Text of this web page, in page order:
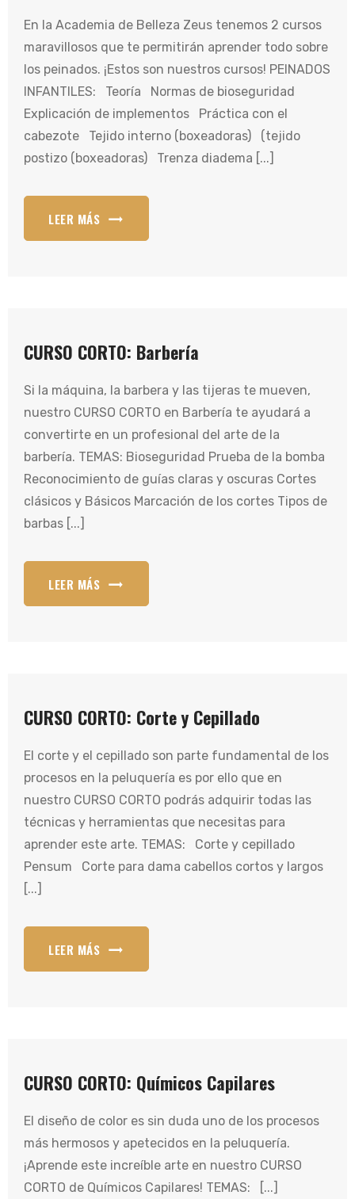
En la Academia de Belleza Zeus tenemos 2 cursos
maravillosos que te permitirán aprender todo sobre
los peinados. ¡Estos son nuestros cursos! PEINADOS
INFANTILES: Teoría Normas de bioseguridad
Explicación de implementos Práctica con el
cabezote Tejido interno (boxeadoras) (tejido
postizo (boxeadoras) Trenza diadema [...]
LEER MÁS
CURSO CORTO: Barbería
Si la máquina, la barbera y las tijeras te mueven,
nuestro CURSO CORTO en Barbería te ayudará a
convertirte en un profesional del arte de la
barbería. TEMAS: Bioseguridad Prueba de la bomba
Reconocimiento de guías claras y oscuras Cortes
clásicos y Básicos Marcación de los cortes Tipos de
barbas [...]
LEER MÁS
CURSO CORTO: Corte y Cepillado
El corte y el cepillado son parte fundamental de los
procesos en la peluquería es por ello que en
nuestro CURSO CORTO podrás adquirir todas las
técnicas y herramientas que necesitas para
aprender este arte. TEMAS: Corte y cepillado
Pensum Corte para dama cabellos cortos y largos
[...]
LEER MÁS
CURSO CORTO: Químicos Capilares
El diseño de color es sin duda uno de los procesos
más hermosos y apetecidos en la peluquería.
¡Aprende este increíble arte en nuestro CURSO
CORTO de Químicos Capilares! TEMAS: [...]